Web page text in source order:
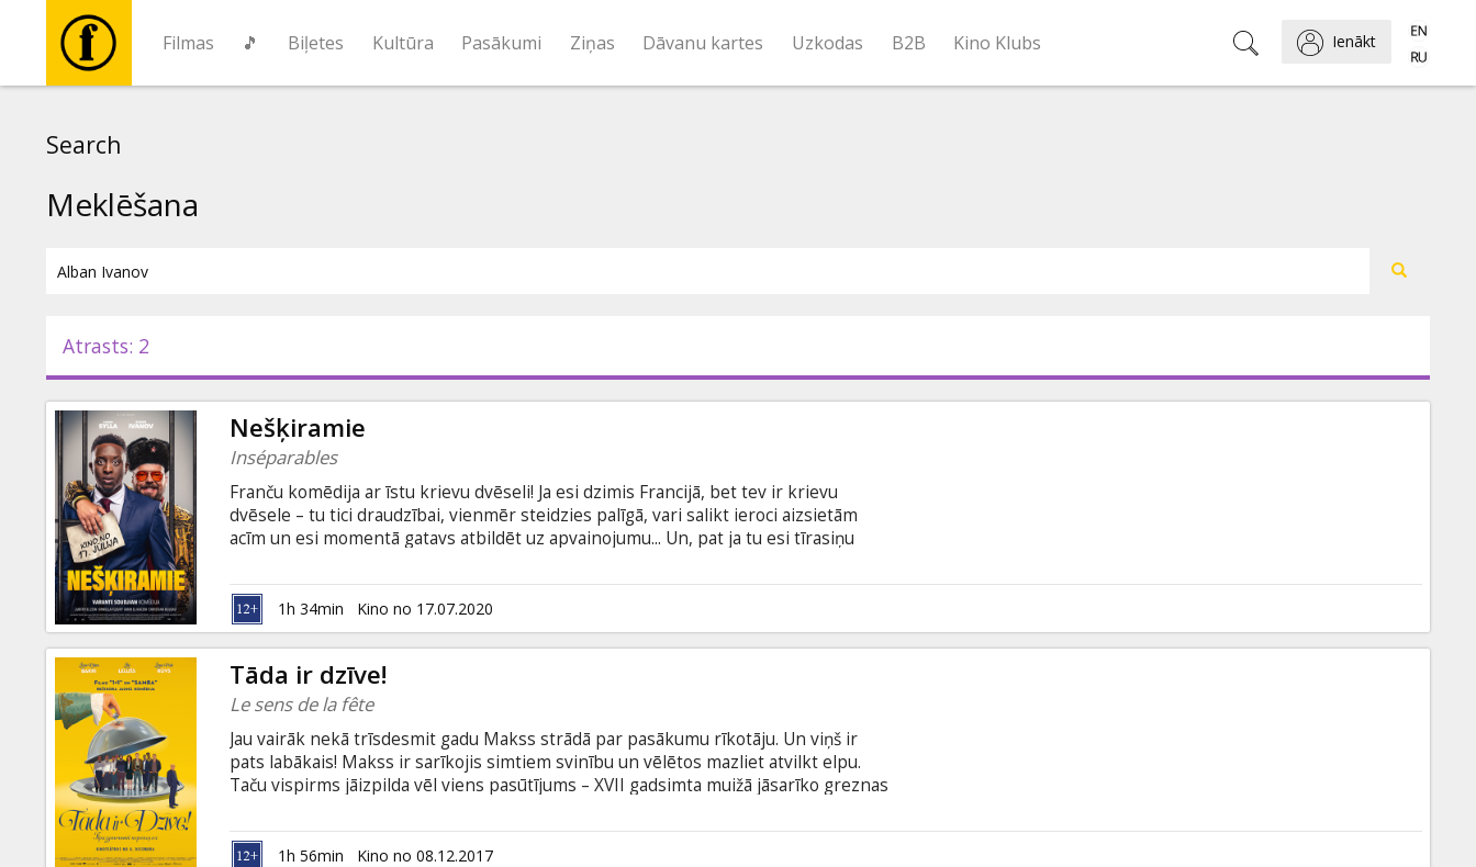
Filmas 🎵 Biļetes Kultūra Pasākumi Ziņas Dāvanu kartes Uzkodas B2B Kino Klubs Ienākt
Pasākumi
Ziņas
Dāvanu
kartes
Uzkodas
B2B
Kino
Klubs
Search
Meklēšana
Atrasts: 2
Nešķiramie
Inséparables
Franču komēdija ar īstu krievu dvēseli! Ja esi dzimis Francijā, bet tev ir krievu
dvēsele – tu tici draudzībai, vienmēr steidzies palīgā, vari salikt ieroci aizsietām
acīm un esi momentā gatavs atbildēt uz apvainojumu... Un, pat ja tu esi tīrasiņu
latviešu un krievu valodā.
1h 34min Kino no 17.07.2020
Tāda ir dzīve!
Le sens de la fête
Jau vairāk nekā trīsdesmit gadu Makss strādā par pasākumu rīkotāju. Un viņš ir
pats labākais! Makss ir sarīkojis simtiem svinību un vēlētos mazliet atvilkt elpu.
Taču vispirms jāizpilda vēl viens pasūtījums – XVII gadsimta muižā jāsarīko greznas
visskaistākos svinību brīžus un ideālo plānu pārvērst par haosu un īstu katastrofu.
Filma franču valodā ar subtitriem latviešu un krievu valodā.
1h 56min Kino no 08.12.2017